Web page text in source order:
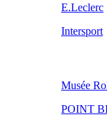
E.Leclerc
Intersport
Musée
POINT